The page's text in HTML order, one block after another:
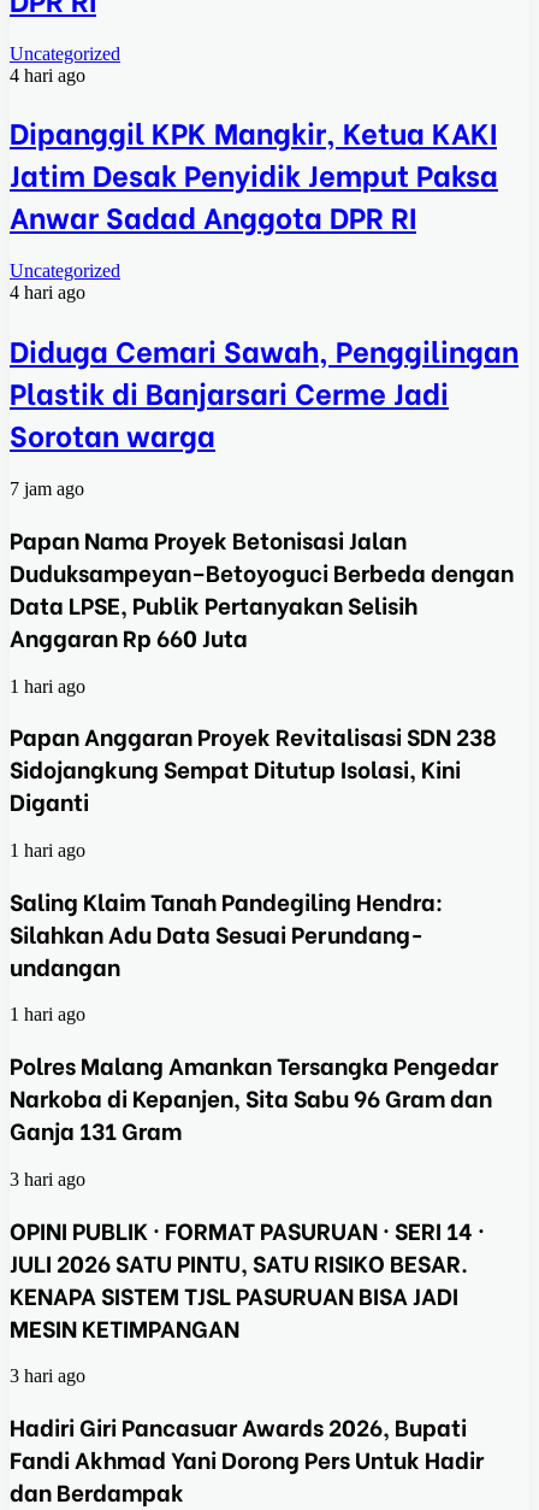
Uncategorized
4 hari ago
Dipanggil KPK Mangkir, Ketua KAKI
Jatim Desak Penyidik Jemput Paksa
Anwar Sadad Anggota DPR RI
Uncategorized
4 hari ago
Diduga Cemari Sawah, Penggilingan
Plastik di Banjarsari Cerme Jadi
Sorotan warga
7 jam ago
Papan Nama Proyek Betonisasi Jalan
Duduksampeyan–Betoyoguci Berbeda dengan
Data LPSE, Publik Pertanyakan Selisih
Anggaran Rp 660 Juta
1 hari ago
Papan Anggaran Proyek Revitalisasi SDN 238
Sidojangkung Sempat Ditutup Isolasi, Kini
Diganti
1 hari ago
Saling Klaim Tanah Pandegiling Hendra:
Silahkan Adu Data Sesuai Perundang-
undangan
1 hari ago
Polres Malang Amankan Tersangka Pengedar
Narkoba di Kepanjen, Sita Sabu 96 Gram dan
Ganja 131 Gram
3 hari ago
OPINI PUBLIK · FORMAT PASURUAN · SERI 14 ·
JULI 2026 SATU PINTU, SATU RISIKO BESAR.
KENAPA SISTEM TJSL PASURUAN BISA JADI
MESIN KETIMPANGAN
3 hari ago
Hadiri Giri Pancasuar Awards 2026, Bupati
Fandi Akhmad Yani Dorong Pers Untuk Hadir
dan Berdampak